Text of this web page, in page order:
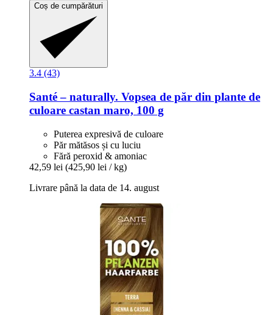
Coș de cumpărături
3.4 (43)
Santé – naturally. Vopsea de păr din plante de
culoare castan maro, 100 g
Puterea expresivă de culoare
Păr mătăsos și cu luciu
Fără peroxid & amoniac
42,59 lei (425,90 lei / kg)
Livrare până la data de 14. august